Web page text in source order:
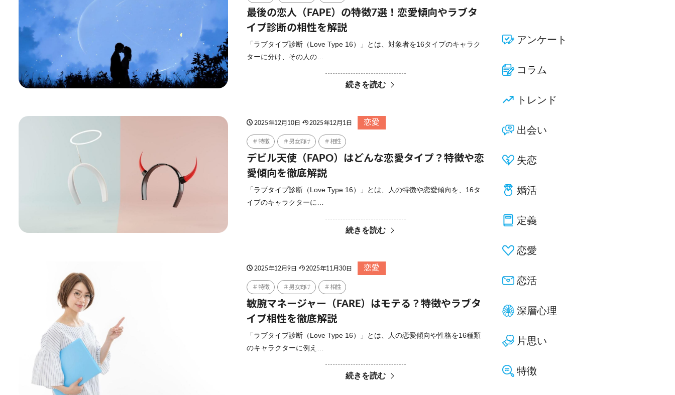
最後の恋人（FAPE）の特徴7選！恋愛傾向やラブタ
イプ診断の相性を解説
「ラブタイプ診断（Love Type 16）」とは、対象者を16タイプのキャラク
ターに分け、その人の…
続きを読む
2025年12月10日 2025年12月1日 恋愛
特徴 男女向け 相性
デビル天使（FAPO）はどんな恋愛タイプ？特徴や恋
愛傾向を徹底解説
「ラブタイプ診断（Love Type 16）」とは、人の特徴や恋愛傾向を、16タ
イプのキャラクターに…
続きを読む
2025年12月9日 2025年11月30日 恋愛
特徴 男女向け 相性
敏腕マネージャー（FARE）はモテる？特徴やラブタ
イプ相性を徹底解説
「ラブタイプ診断（Love Type 16）」とは、人の恋愛傾向や性格を16種類
のキャラクターに例え…
続きを読む
アンケート
コラム
トレンド
出会い
失恋
婚活
定義
恋愛
恋活
深層心理
片思い
特徴